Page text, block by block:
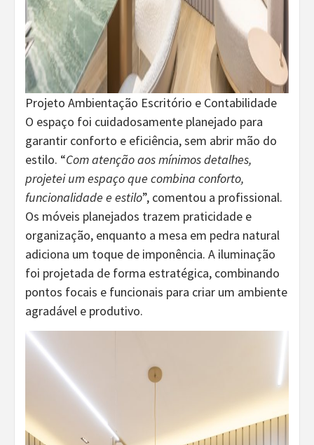
Projeto Ambientação Escritório e Contabilidade
O espaço foi cuidadosamente planejado para
garantir conforto e eficiência, sem abrir mão do
estilo. “Com atenção aos mínimos detalhes,
projetei um espaço que combina conforto,
funcionalidade e estilo”, comentou a profissional.
Os móveis planejados trazem praticidade e
organização, enquanto a mesa em pedra natural
adiciona um toque de imponência. A iluminação
foi projetada de forma estratégica, combinando
pontos focais e funcionais para criar um ambiente
agradável e produtivo.